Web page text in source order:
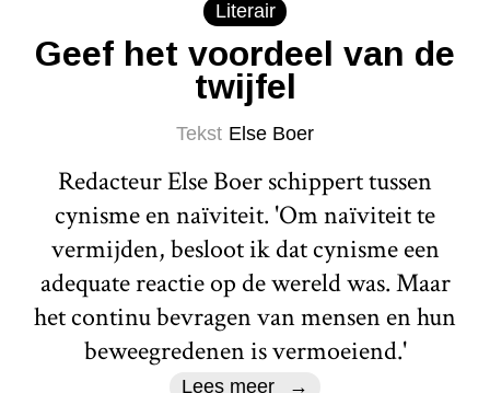
Literair
Geef het voordeel van de
twijfel
Tekst Else Boer
Redacteur Else Boer schippert tussen
cynisme en naïviteit. 'Om naïviteit te
vermijden, besloot ik dat cynisme een
adequate reactie op de wereld was. Maar
het continu bevragen van mensen en hun
beweegredenen is vermoeiend.'
Lees meer